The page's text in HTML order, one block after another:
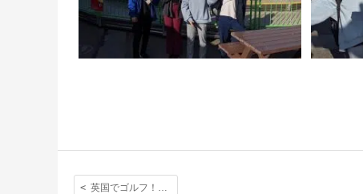
英国でゴルフ！毎週金曜日の全校Friday Sportsより